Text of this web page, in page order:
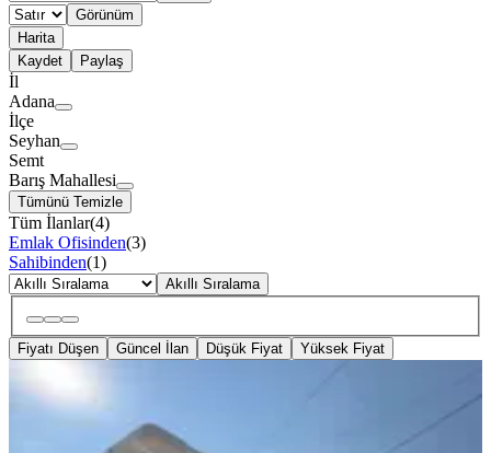
Görünüm
Harita
Kaydet
Paylaş
İl
Adana
İlçe
Seyhan
Semt
Barış Mahallesi
Tümünü Temizle
Tüm İlanlar(4)
Emlak Ofisinden(3)
Sahibinden(1)
Akıllı Sıralama
Fiyatı Düşen Güncel İlan Düşük Fiyat Yüksek Fiyat
Oturumlu Taşınmaya Hazır Kıralık
Daıremız